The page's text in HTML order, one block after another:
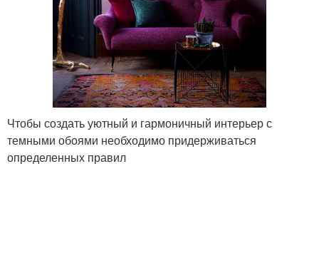
Чтобы создать уютный и гармоничный интерьер с
темными обоями необходимо придерживаться
определенных правил